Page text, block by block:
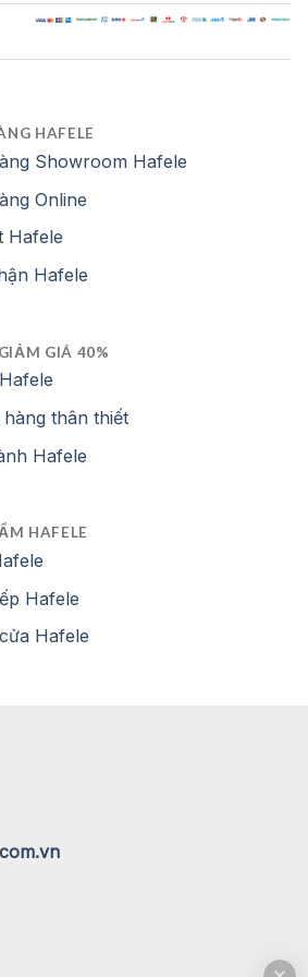
68 lít
1770C x 545S mm
HAFELE
Showroom Hafele
Online
Hafele
Hafele
GIÁ 40%
thân thiết
Hafele
HAFELE
Hafele
Hafele